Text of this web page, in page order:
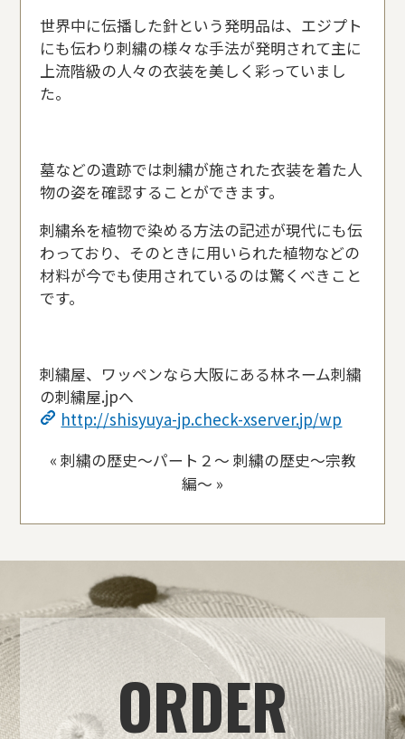
世界中に伝播した針という発明品は、エジプト
にも伝わり刺繍の様々な手法が発明されて主に
上流階級の人々の衣装を美しく彩っていまし
た。
墓などの遺跡では刺繍が施された衣装を着た人
物の姿を確認することができます。
刺繍糸を植物で染める方法の記述が現代にも伝
わっており、そのときに用いられた植物などの
材料が今でも使用されているのは驚くべきこと
です。
刺繍屋、ワッペンなら大阪にある林ネーム刺繍
の刺繍屋.jpへ
http://shisyuya-jp.check-xserver.jp/wp
« 刺繍の歴史〜パート２〜 刺繍の歴史〜宗教
編〜 »
ORDER